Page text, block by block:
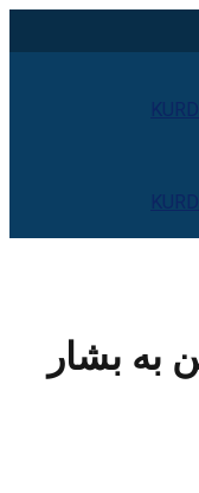
به بشار